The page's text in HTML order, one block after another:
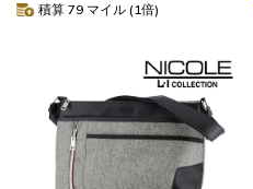
積算 79 マイル (1倍)